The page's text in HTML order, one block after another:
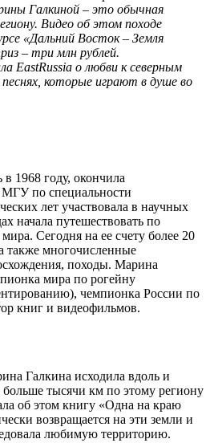
Галкиной – это обычная
Видео об этом походе
«Дальний Восток – Земля
– три млн рублей.
EastRussia о любви к северным
которые играют в душе во
1968 году, окончила
МГУ по специальности
лет участвовала в научных
начала путешествовать по
Сегодня на ее счету более 20
также многочисленные
походы. Марина
мира по рогейну
чемпионка России по
книг и видеофильмов.
Галкина исходила вдоль и
тысячи км по этому региону
об этом книгу «Одна на краю
возвращается на эти земли и
любимую территорию.